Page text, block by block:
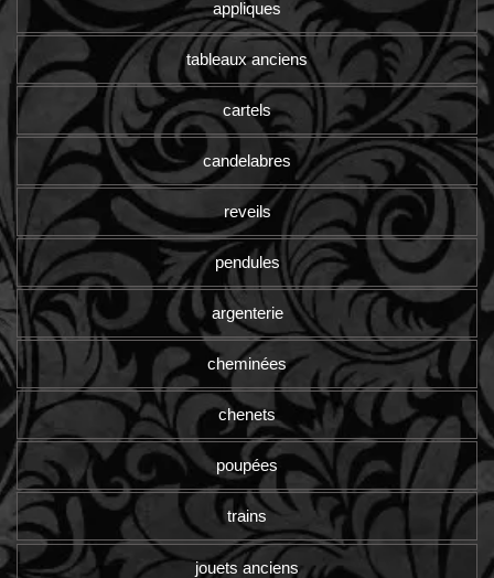
appliques
tableaux anciens
cartels
candelabres
reveils
pendules
argenterie
cheminées
chenets
poupées
trains
jouets anciens